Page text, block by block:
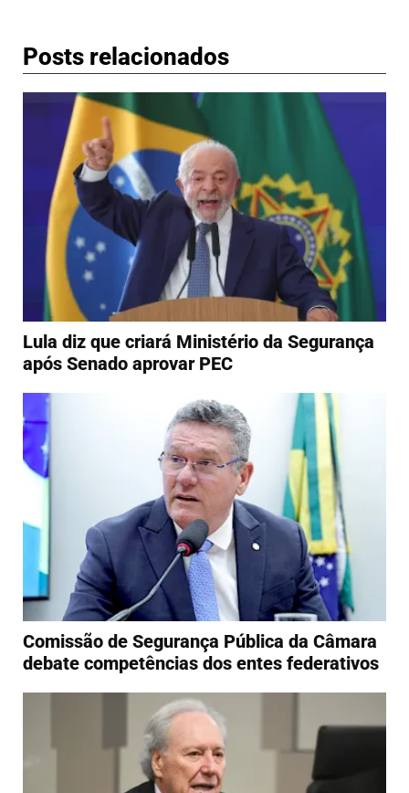
Posts relacionados
Lula diz que criará Ministério da Segurança
após Senado aprovar PEC
Comissão de Segurança Pública da Câmara
debate competências dos entes federativos